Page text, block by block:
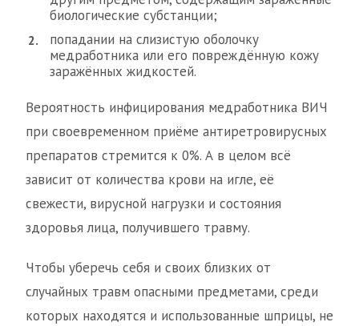
биологические субстанции;
попадании на слизистую оболочку
медработника или его повреждённую кожу
заражённых жидкостей.
Вероятность инфицирования медработника ВИЧ
при своевременном приёме антиретровирусных
препаратов стремится к 0%. А в целом всё
зависит от количества крови на игле, её
свежести, вирусной нагрузки и состояния
здоровья лица, получившего травму.
Чтобы уберечь себя и своих близких от
случайных травм опасными предметами, среди
которых находятся и использованные шприцы, не